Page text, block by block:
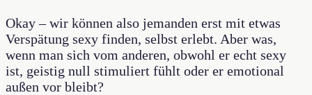
Okay – wir können also jemanden erst mit etwas
Verspätung sexy finden, selbst erlebt. Aber was,
wenn man sich vom anderen, obwohl er echt sexy
ist, geistig null stimuliert fühlt oder er emotional
außen vor bleibt?